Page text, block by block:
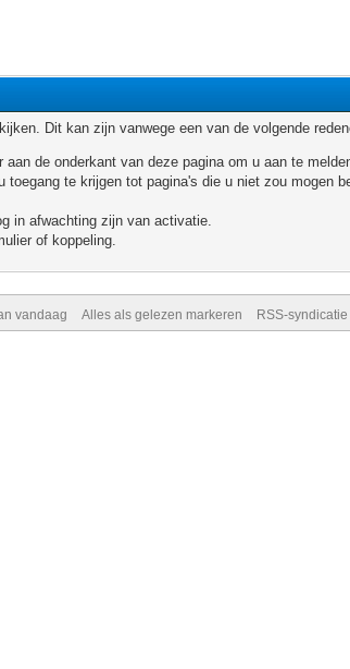
Dit kan zijn vanwege een van de volgende
de onderkant van deze pagina om u aan te
te krijgen tot pagina's die u niet zou mogen
in afwachting zijn van activatie.
of koppeling.
vandaag Alles als gelezen markeren RSS-syndicatie